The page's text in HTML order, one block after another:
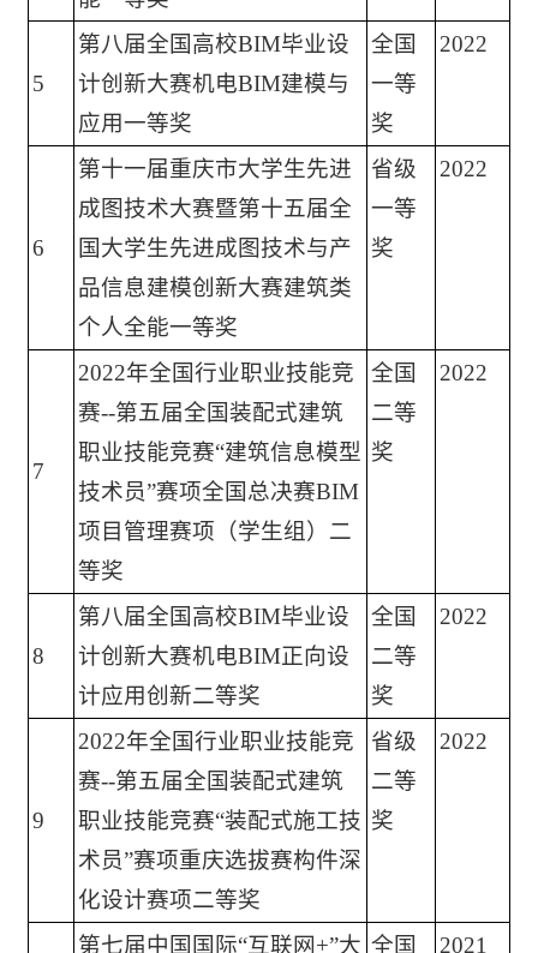
5
第八届全国高校BIM毕业设
计创新大赛机电BIM建模与
应用一等奖
全国
一等
奖
2022
6
第十一届重庆市大学生先进
成图技术大赛暨第十五届全
国大学生先进成图技术与产
品信息建模创新大赛建筑类
个人全能一等奖
省级
一等
奖
2022
7
2022年全国行业职业技能竞
赛--第五届全国装配式建筑
职业技能竞赛“建筑信息模型
技术员”赛项全国总决赛BIM
项目管理赛项（学生组）二
等奖
全国
二等
奖
2022
8
第八届全国高校BIM毕业设
计创新大赛机电BIM正向设
计应用创新二等奖
全国
二等
奖
2022
9
2022年全国行业职业技能竞
赛--第五届全国装配式建筑
职业技能竞赛“装配式施工技
术员”赛项重庆选拔赛构件深
化设计赛项二等奖
省级
二等
奖
2022
第七届中国国际“互联网+”大 全国 2021